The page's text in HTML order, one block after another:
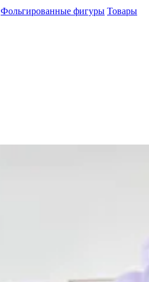
Фольгированные фигуры Товары